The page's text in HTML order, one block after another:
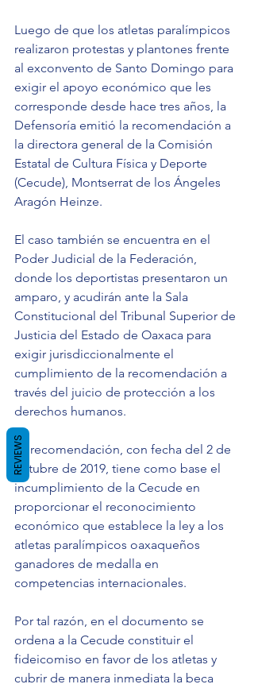
Luego de que los atletas paralímpicos
realizaron protestas y plantones frente
al exconvento de Santo Domingo para
exigir el apoyo económico que les
corresponde desde hace tres años, la
Defensoría emitió la recomendación a
la directora general de la Comisión
Estatal de Cultura Física y Deporte
(Cecude), Montserrat de los Ángeles
Aragón Heinze.
El caso también se encuentra en el
Poder Judicial de la Federación,
donde los deportistas presentaron un
amparo, y acudirán ante la Sala
Constitucional del Tribunal Superior de
Justicia del Estado de Oaxaca para
exigir jurisdiccionalmente el
cumplimiento de la recomendación a
través del juicio de protección a los
derechos humanos.
La recomendación, con fecha del 2 de
octubre de 2019, tiene como base el
incumplimiento de la Cecude en
proporcionar el reconocimiento
económico que establece la ley a los
atletas paralímpicos oaxaqueños
ganadores de medalla en
competencias internacionales.
Por tal razón, en el documento se
ordena a la Cecude constituir el
fideicomiso en favor de los atletas y
cubrir de manera inmediata la beca
REVIEWS